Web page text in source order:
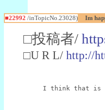
■22992 /inTopicNo.23028) Im
□投稿者/
□U R L/ http://
I think that is